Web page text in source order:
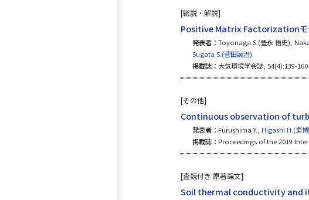
[総説・解説]
Positive Matrix Factorizationモ
発表者： Toyonaga S.(豊永 悟史),
Sugata S.(菅田誠治)
掲載誌： 大気環境学会誌, 54(4):139-
[その他]
Continuous observation of
発表者： Furushima Y., Higashi H.(東
掲載誌： Proceedings of the 2019
[査読付き 原著論文]
Soil thermal conductivity and